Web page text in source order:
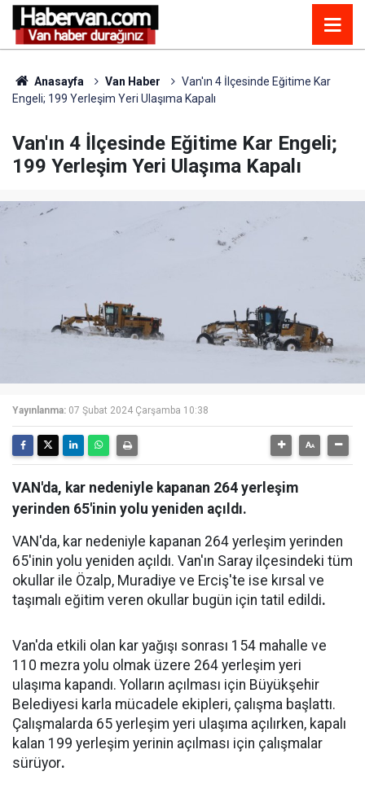
Anasayfa Van Haber
Van'ın 4 İlçesinde Eğitime Kar
Engeli; 199 Yerleşim Yeri Ulaşıma Kapalı
Van'ın 4 İlçesinde Eğitime Kar Engeli;
199 Yerleşim Yeri Ulaşıma Kapalı
Yayınlanma: 07 Şubat 2024 Çarşamba 10:38
VAN'da, kar nedeniyle kapanan 264 yerleşim
yerinden 65'inin yolu yeniden açıldı.
VAN'da, kar nedeniyle kapanan 264 yerleşim yerinden
65'inin yolu yeniden açıldı. Van'ın Saray ilçesindeki tüm
okullar ile Özalp, Muradiye ve Erciş'te ise kırsal ve
taşımalı eğitim veren okullar bugün için tatil edildi.
Van'da etkili olan kar yağışı sonrası 154 mahalle ve
110 mezra yolu olmak üzere 264 yerleşim yeri
ulaşıma kapandı. Yolların açılması için Büyükşehir
Belediyesi karla mücadele ekipleri, çalışma başlattı.
Çalışmalarda 65 yerleşim yeri ulaşıma açılırken, kapalı
kalan 199 yerleşim yerinin açılması için çalışmalar
sürüyor.